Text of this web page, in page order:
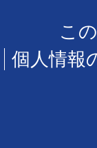
こ
個人情報